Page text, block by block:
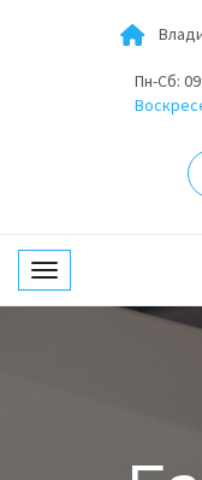
Пн-Сб:
Toggle navigation